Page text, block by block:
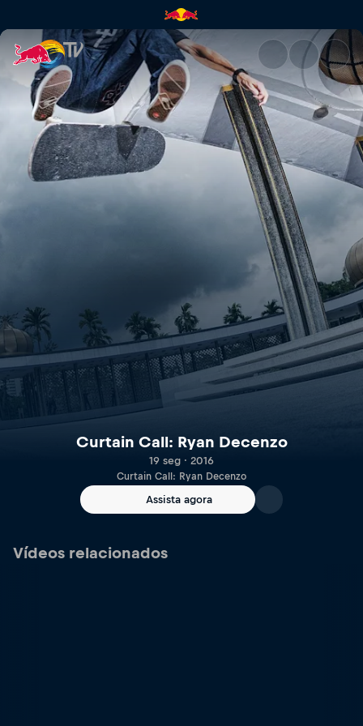
Curtain Call: Ryan Decenzo |
Curtain Call: Ryan Decenzo
19 seg · 2016
Curtain Call: Ryan Decenzo
Assista agora
Vídeos relacionados